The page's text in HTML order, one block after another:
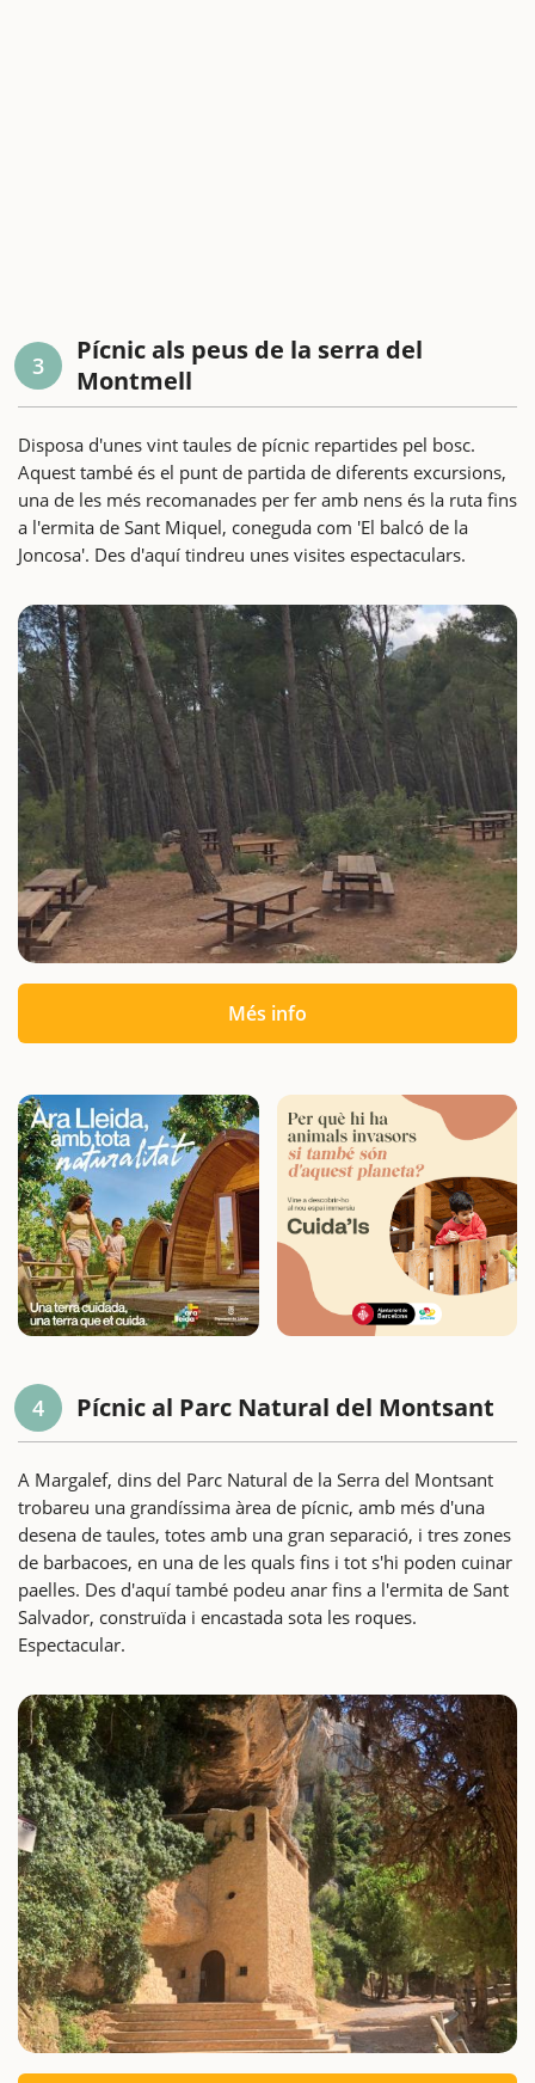
3
Pícnic als peus de la serra del
Montmell
Disposa d'unes vint taules de pícnic repartides pel bosc.
Aquest també és el punt de partida de diferents excursions,
una de les més recomanades per fer amb nens és la ruta fins
a l'ermita de Sant Miquel, coneguda com 'El balcó de la
Joncosa'. Des d'aquí tindreu unes visites espectaculars.
Més info
4 Pícnic al Parc Natural del Montsant
A Margalef, dins del Parc Natural de la Serra del Montsant
trobareu una grandíssima àrea de pícnic, amb més d'una
desena de taules, totes amb una gran separació, i tres zones
de barbacoes, en una de les quals fins i tot s'hi poden cuinar
paelles. Des d'aquí també podeu anar fins a l'ermita de Sant
Salvador, construïda i encastada sota les roques.
Espectacular.